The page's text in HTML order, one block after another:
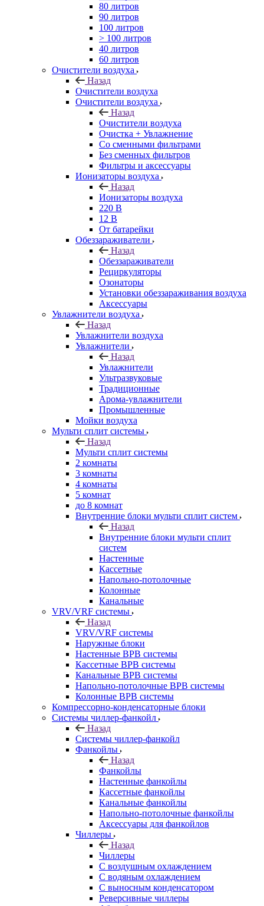
80 литров
90 литров
100 литров
> 100 литров
40 литров
60 литров
Очистители воздуха
Назад
Очистители воздуха
Очистители воздуха
Назад
Очистители воздуха
Очистка + Увлажнение
Cо сменными фильтрами
Без сменных фильтров
Фильтры и аксессуары
Ионизаторы воздуха
Назад
Ионизаторы воздуха
220 В
12 В
От батарейки
Обеззараживатели
Назад
Обеззараживатели
Рециркуляторы
Озонаторы
Установки обеззараживания воздуха
Аксессуары
Увлажнители воздуха
Назад
Увлажнители воздуха
Увлажнители
Назад
Увлажнители
Ультразвуковые
Традиционные
Арома-увлажнители
Промышленные
Мойки воздуха
Мульти сплит системы
Назад
Мульти сплит системы
2 комнаты
3 комнаты
4 комнаты
5 комнат
до 8 комнат
Внутренние блоки мульти сплит систем
Назад
Внутренние блоки мульти сплит
систем
Настенные
Кассетные
Напольно-потолочные
Колонные
Канальные
VRV/VRF системы
Назад
VRV/VRF системы
Наружные блоки
Настенные ВРВ системы
Кассетные ВРВ системы
Канальные ВРВ системы
Напольно-потолочные ВРВ системы
Колонные ВРВ системы
Компрессорно-конденсаторные блоки
Системы чиллер-фанкойл
Назад
Системы чиллер-фанкойл
Фанкойлы
Назад
Фанкойлы
Настенные фанкойлы
Кассетные фанкойлы
Канальные фанкойлы
Напольно-потолочные фанкойлы
Аксессуары для фанкойлов
Чиллеры
Назад
Чиллеры
С воздушным охлаждением
С водяным охлаждением
С выносным конденсатором
Реверсивные чиллеры